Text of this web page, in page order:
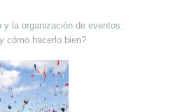
y la organización de eventos:
cómo hacerlo bien?